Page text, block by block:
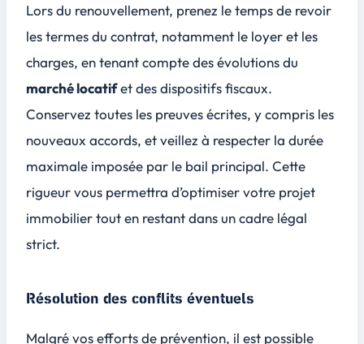
Lors du renouvellement, prenez le temps de revoir
les termes du contrat, notamment le loyer et les
charges, en tenant compte des évolutions du
marché locatifet des dispositifs fiscaux.
Conservez toutes les preuves écrites, y compris les
nouveaux accords, et veillez à respecter la durée
maximale imposée par le bail principal. Cette
rigueur vous permettra d’optimiser votre projet
immobilier tout en restant dans un cadre légal
strict.
Résolution des conflits éventuels
Malgré vos efforts de prévention, il est possible